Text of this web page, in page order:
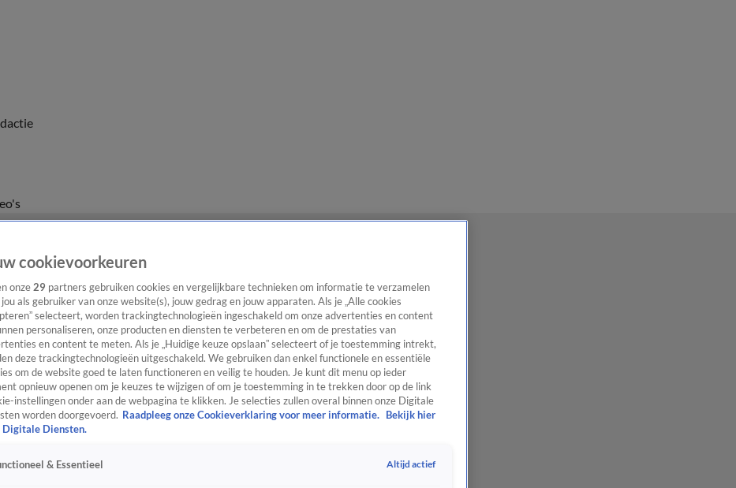
cookievoorkeuren
onze 29 partners gebruiken cookies en vergelijkbare technieken om informatie te verzamelen
als gebruiker van onze website(s), jouw gedrag en jouw apparaten. Als je „Alle cookies
selecteert, worden trackingtechnologieën ingeschakeld om onze advertenties en content
personaliseren, onze producten en diensten te verbeteren en om de prestaties van
en content te meten. Als je „Huidige keuze opslaan” selecteert of je toestemming intrekt,
deze trackingtechnologieën uitgeschakeld. We gebruiken dan enkel functionele en essentiële
om de website goed te laten functioneren en veilig te houden. Je kunt dit menu op ieder
opnieuw openen om je keuzes te wijzigen of om je toestemming in te trekken door op de link
instellingen onder aan de webpagina te klikken. Je selecties zullen overal binnen onze Digitale
worden doorgevoerd. Raadpleeg onze Cookieverklaring voor meer informatie. Bekijk hier
Digitale Diensten.
& Essentieel Altijd actief